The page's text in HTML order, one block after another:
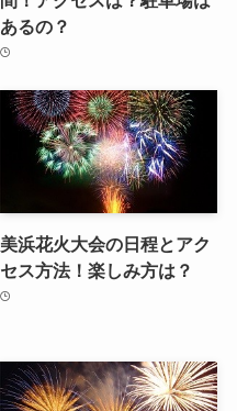
あるの？
美浜花火大会の日程とアク
セス方法！楽しみ方は？